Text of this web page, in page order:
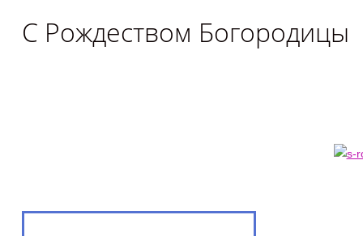
С Рождеством Богородицы